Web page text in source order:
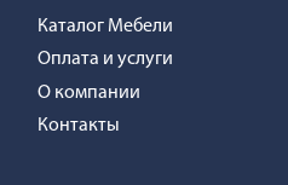
Каталог Мебели
Оплата и услуги
О компании
Контакты